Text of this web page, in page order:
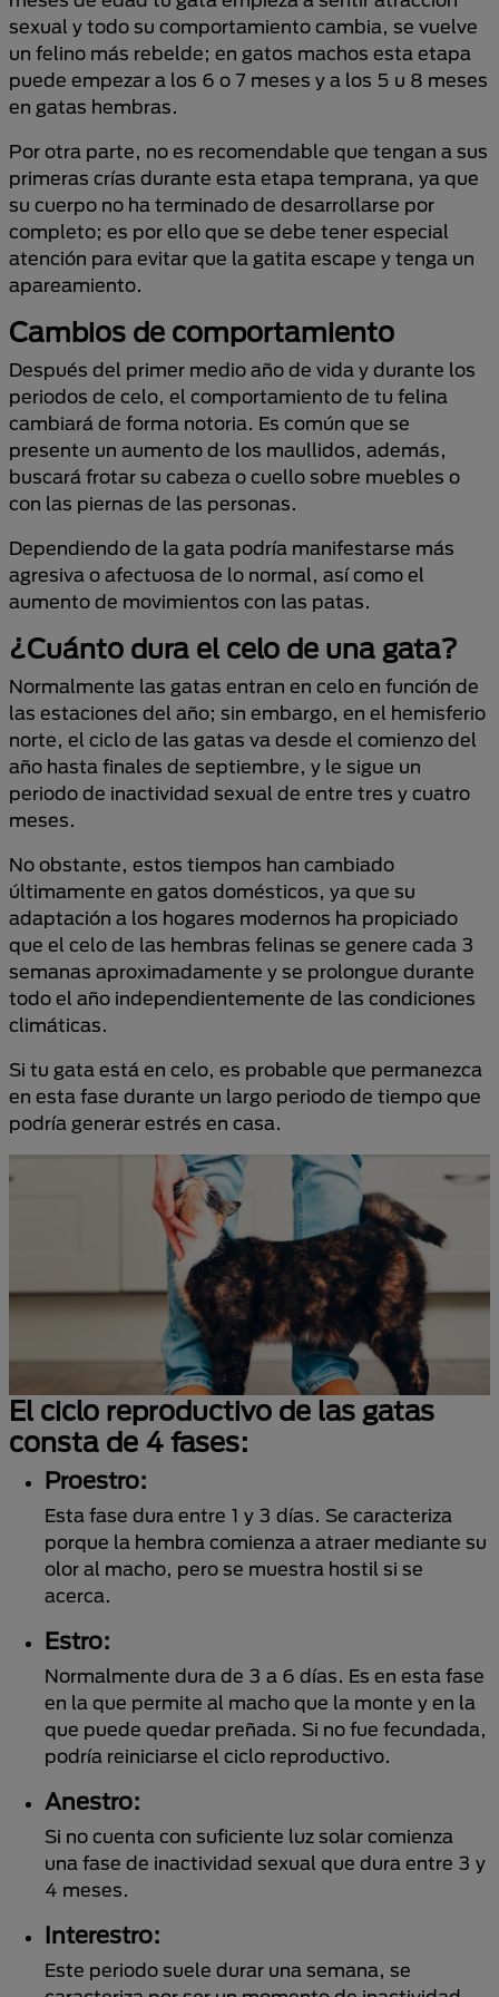
sexual y todo su comportamiento cambia, se vuelve
un felino más rebelde; en gatos machos esta etapa
puede empezar a los 6 o 7 meses y a los 5 u 8 meses
en gatas hembras.
Por otra parte, no es recomendable que tengan a sus
primeras crías durante esta etapa temprana, ya que
su cuerpo no ha terminado de desarrollarse por
completo; es por ello que se debe tener especial
atención para evitar que la gatita escape y tenga un
apareamiento.
Cambios de comportamiento
Después del primer medio año de vida y durante los
periodos de celo, el comportamiento de tu felina
cambiará de forma notoria. Es común que se
presente un aumento de los maullidos, además,
buscará frotar su cabeza o cuello sobre muebles o
con las piernas de las personas.
Dependiendo de la gata podría manifestarse más
agresiva o afectuosa de lo normal, así como el
aumento de movimientos con las patas.
¿Cuánto dura el celo de una gata?
Normalmente las gatas entran en celo en función de
las estaciones del año; sin embargo, en el hemisferio
norte, el ciclo de las gatas va desde el comienzo del
año hasta finales de septiembre, y le sigue un
periodo de inactividad sexual de entre tres y cuatro
meses.
No obstante, estos tiempos han cambiado
últimamente en gatos domésticos, ya que su
adaptación a los hogares modernos ha propiciado
que el celo de las hembras felinas se genere cada 3
semanas aproximadamente y se prolongue durante
todo el año independientemente de las condiciones
climáticas.
Si tu gata está en celo, es probable que permanezca
en esta fase durante un largo periodo de tiempo que
podría generar estrés en casa.
El ciclo reproductivo de las gatas
consta de 4 fases:
Proestro:
Esta fase dura entre 1 y 3 días. Se caracteriza
porque la hembra comienza a atraer mediante su
olor al macho, pero se muestra hostil si se
acerca.
Estro:
Normalmente dura de 3 a 6 días. Es en esta fase
en la que permite al macho que la monte y en la
que puede quedar preñada. Si no fue fecundada,
podría reiniciarse el ciclo reproductivo.
Anestro:
Si no cuenta con suficiente luz solar comienza
una fase de inactividad sexual que dura entre 3 y
4 meses.
Interestro:
Este periodo suele durar una semana, se